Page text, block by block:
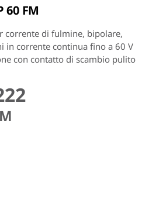
60 FM
corrente di fulmine, bipolare,
in corrente continua fino a 60 V
con contatto di scambio pulito